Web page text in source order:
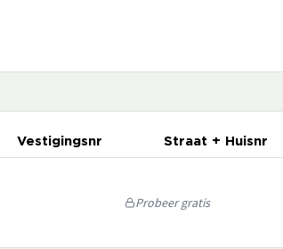
Vestigingsnr Straat + Huisnr
Probeer gratis